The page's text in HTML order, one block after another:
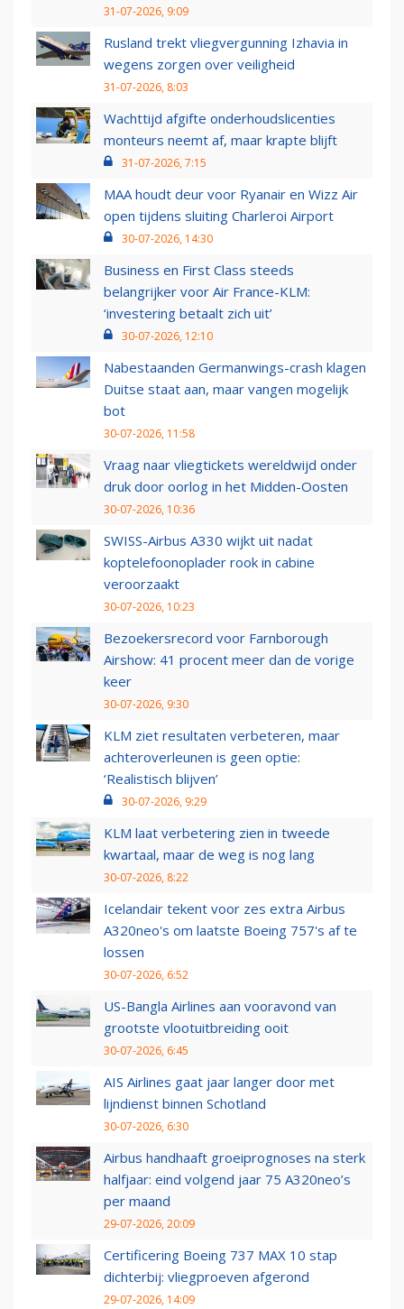
31-07-2026, 9:09
Rusland trekt vliegvergunning Izhavia in
wegens zorgen over veiligheid
31-07-2026, 8:03
Wachttijd afgifte onderhoudslicenties
monteurs neemt af, maar krapte blijft
31-07-2026, 7:15
MAA houdt deur voor Ryanair en Wizz Air
open tijdens sluiting Charleroi Airport
30-07-2026, 14:30
Business en First Class steeds
belangrijker voor Air France-KLM:
‘investering betaalt zich uit’
30-07-2026, 12:10
Nabestaanden Germanwings-crash klagen
Duitse staat aan, maar vangen mogelijk
bot
30-07-2026, 11:58
Vraag naar vliegtickets wereldwijd onder
druk door oorlog in het Midden-Oosten
30-07-2026, 10:36
SWISS-Airbus A330 wijkt uit nadat
koptelefoonoplader rook in cabine
veroorzaakt
30-07-2026, 10:23
Bezoekersrecord voor Farnborough
Airshow: 41 procent meer dan de vorige
keer
30-07-2026, 9:30
KLM ziet resultaten verbeteren, maar
achteroverleunen is geen optie:
‘Realistisch blijven’
30-07-2026, 9:29
KLM laat verbetering zien in tweede
kwartaal, maar de weg is nog lang
30-07-2026, 8:22
Icelandair tekent voor zes extra Airbus
A320neo's om laatste Boeing 757's af te
lossen
30-07-2026, 6:52
US-Bangla Airlines aan vooravond van
grootste vlootuitbreiding ooit
30-07-2026, 6:45
AIS Airlines gaat jaar langer door met
lijndienst binnen Schotland
30-07-2026, 6:30
Airbus handhaaft groeiprognoses na sterk
halfjaar: eind volgend jaar 75 A320neo’s
per maand
29-07-2026, 20:09
Certificering Boeing 737 MAX 10 stap
dichterbij: vliegproeven afgerond
29-07-2026, 14:09